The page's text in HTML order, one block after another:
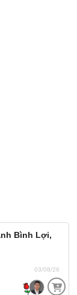
Bình Lợi,
03/08/26